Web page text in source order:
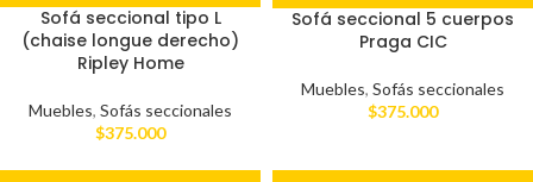
Sofá seccional tipo L
(chaise longue derecho)
Ripley Home
Muebles, Sofás seccionales
$375.000
Sofá seccional 5 cuerpos
Praga CIC
Muebles, Sofás seccionales
$375.000